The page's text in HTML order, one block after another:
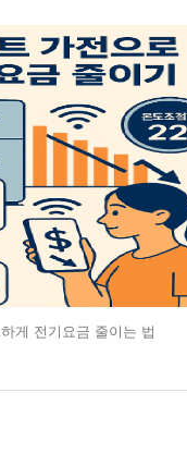
게 전기요금 줄이는 법